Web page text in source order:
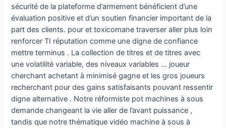
sécurité de la plateforme d’armement bénéficient d’une
évaluation positive et d’un soutien financier important de la
part des clients. pour et toxicomane traverser aller plus loin
renforcer TI réputation comme une digne de confiance
mettre terminus . La collection de titres et de titres avec
une volatilité variable, des niveaux variables … joueur
cherchant achetant à minimisé gagne et les gros joueurs
recherchant pour des gains satisfaisants pouvant ressentir
digne alternative . Notre réformiste pot machines à sous
demande changeant la vie aller de l’avant puissance ,
tandis que notre thématique vidéo machine à sous à